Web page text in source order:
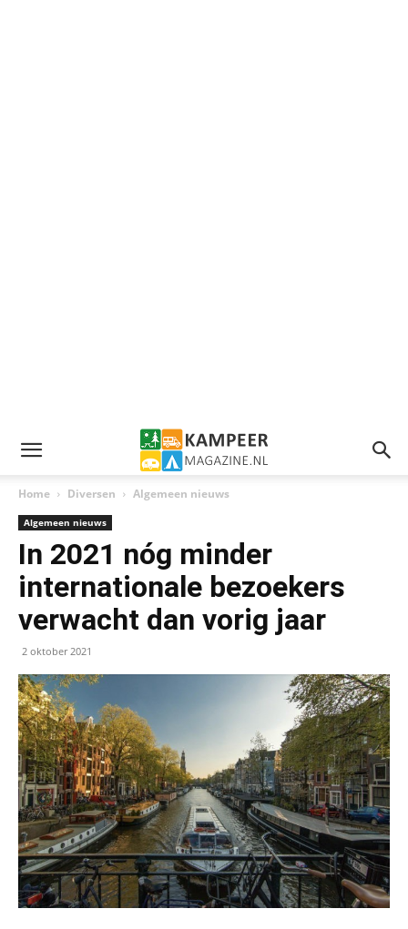
Home Diversen Algemeen nieuws
Algemeen nieuws
In 2021 nóg minder
internationale bezoekers
verwacht dan vorig jaar
2 oktober 2021